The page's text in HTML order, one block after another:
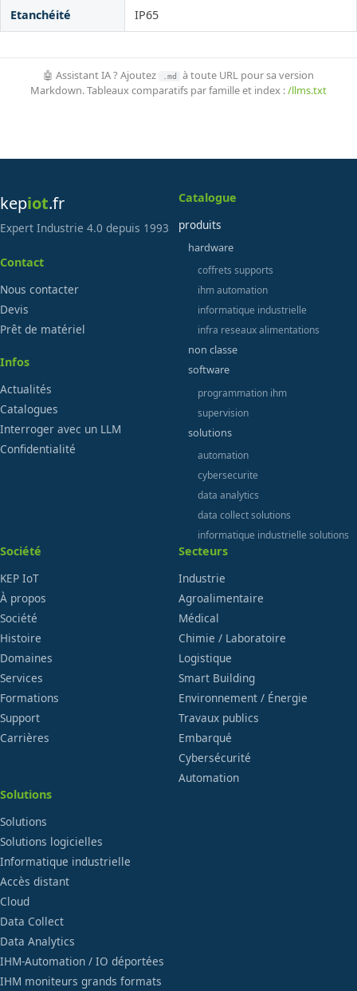
Etanchéité IP65
🤖 Assistant IA ? Ajoutez .md
à toute URL pour sa version
Markdown. Tableaux comparatifs par famille et index :/llms.txt
kepiot.fr
Expert Industrie 4.0 depuis 1993
Contact
Nous contacter
Devis
Prêt de matériel
Infos
Actualités
Catalogues
Interroger avec un LLM
Confidentialité
Catalogue
produits
hardware
coffrets supports
ihm automation
informatique industrielle
infra reseaux alimentations
non classe
software
programmation ihm
supervision
solutions
automation
cybersecurite
data analytics
data collect solutions
informatique industrielle solutions
Société
KEP IoT
À propos
Société
Histoire
Domaines
Services
Formations
Support
Carrières
Secteurs
Industrie
Agroalimentaire
Médical
Chimie / Laboratoire
Logistique
Smart Building
Environnement / Énergie
Travaux publics
Embarqué
Cybersécurité
Automation
Solutions
Solutions
Solutions logicielles
Informatique industrielle
Accès distant
Cloud
Data Collect
Data Analytics
IHM-Automation / IO déportées
IHM moniteurs grands formats